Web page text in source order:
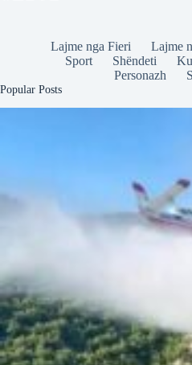
Lajme nga Fieri Lajme
Sport
Shëndeti
Personazh
Popular Posts